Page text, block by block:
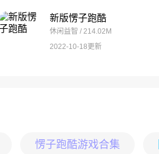
新版愣子跑酷
休闲益智 / 214.02M
2022-10-18更新
愣子跑酷游戏合集